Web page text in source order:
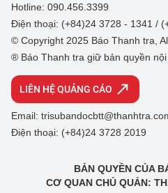
Hotline: 090.456.3399
Điện thoại: (+84)24 3728 - 1341 /
© Copyright 2025 Báo Thanh tra,
® Báo Thanh tra giữ bản quyền
LIÊN HỆ QUẢNG CÁO
Email:
Điện thoại: (+84)24 3728 2019
BẢN QUYỀN CỦA
CƠ QUAN CHỦ QUẢN: